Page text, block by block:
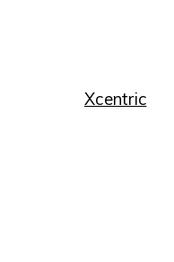
Xcentric